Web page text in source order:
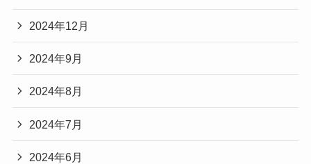
2024年12月
2024年9月
2024年8月
2024年7月
2024年6月